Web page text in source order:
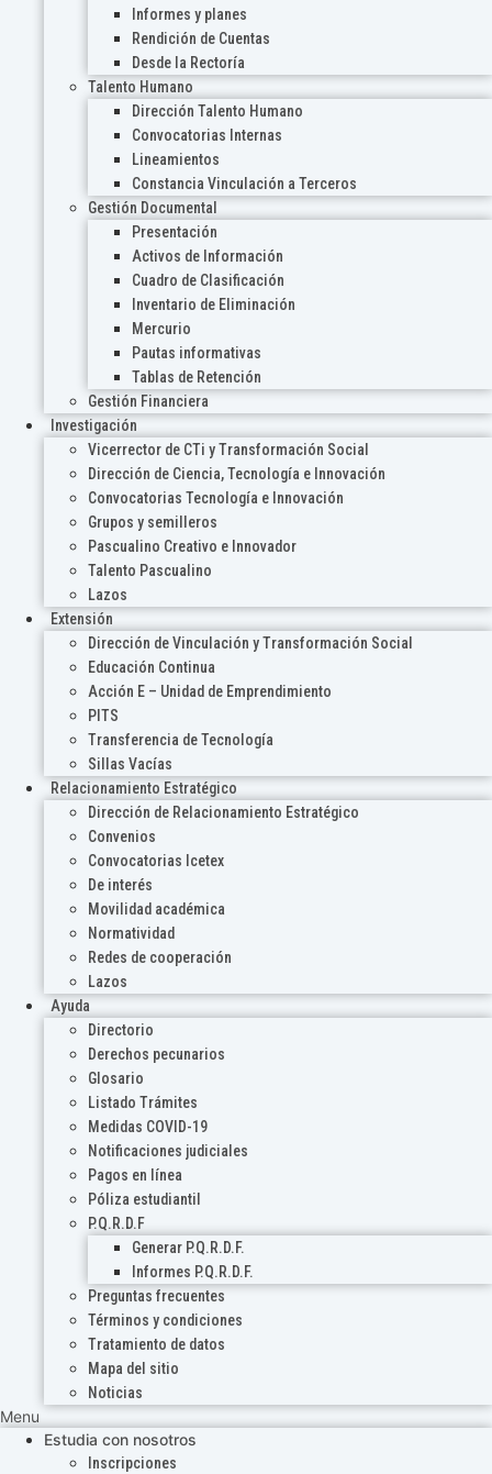
Informes y planes
Rendición de Cuentas
Desde la Rectoría
Talento Humano
Dirección Talento Humano
Convocatorias Internas
Lineamientos
Constancia Vinculación a Terceros
Gestión Documental
Presentación
Activos de Información
Cuadro de Clasificación
Inventario de Eliminación
Mercurio
Pautas informativas
Tablas de Retención
Gestión Financiera
Investigación
Vicerrector de CTi y Transformación Social
Dirección de Ciencia, Tecnología e Innovación
Convocatorias Tecnología e Innovación
Grupos y semilleros
Pascualino Creativo e Innovador
Talento Pascualino
Lazos
Extensión
Dirección de Vinculación y Transformación Social
Educación Continua
Acción E – Unidad de Emprendimiento
PITS
Transferencia de Tecnología
Sillas Vacías
Relacionamiento Estratégico
Dirección de Relacionamiento Estratégico
Convenios
Convocatorias Icetex
De interés
Movilidad académica
Normatividad
Redes de cooperación
Lazos
Ayuda
Directorio
Derechos pecunarios
Glosario
Listado Trámites
Medidas COVID-19
Notificaciones judiciales
Pagos en línea
Póliza estudiantil
P.Q.R.D.F
Generar P.Q.R.D.F.
Informes P.Q.R.D.F.
Preguntas frecuentes
Términos y condiciones
Tratamiento de datos
Mapa del sitio
Noticias
Menu
Estudia con nosotros
Inscripciones